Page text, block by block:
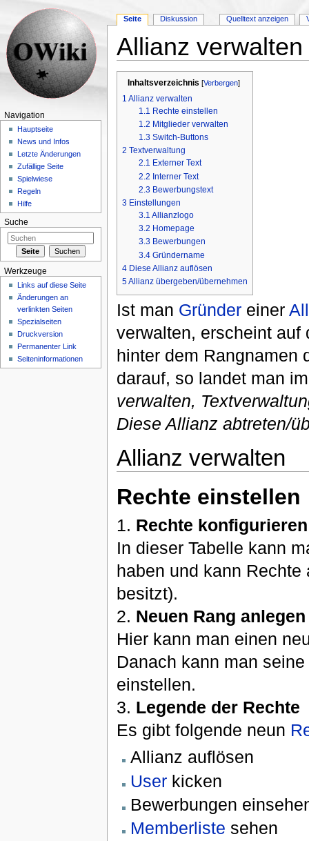
Allianz verwalten
Inhaltsverzeichnis [Verbergen]
1 Allianz verwalten
1.1 Rechte einstellen
1.2 Mitglieder verwalten
1.3 Switch-Buttons
2 Textverwaltung
2.1 Externer Text
2.2 Interner Text
2.3 Bewerbungstext
3 Einstellungen
3.1 Allianzlogo
3.2 Homepage
3.3 Bewerbungen
3.4 Gründername
4 Diese Allianz auflösen
5Allianz übergeben/übernehmen
Ist man Gründereiner
verwalten, erscheint auf
hinter dem Rangnamen
darauf, so landet man
verwalten,
Diese Allianz abtreten/
Allianz verwalten
Rechte einstellen
1. Rechte konfigurieren
In dieser Tabelle kann
haben und kann
besitzt).
2. Neuen Rang anlegen
Hier kann man einen
Danach kann man
einstellen.
3. Legende der Rechte
Es gibt folgende neun
Allianz auflösen
Userkicken
Bewerbungen
Memberliste sehen
Seite Diskussion Quelltext anzeigen
Navigation
Hauptseite
News und Infos
Letzte Änderungen
Zufällige Seite
Spielwiese
Regeln
Hilfe
Suche
Werkzeuge
Links auf diese Seite
Änderungen an
verlinkten Seiten
Spezialseiten
Druckversion
Permanenter Link
Seiteninformationen